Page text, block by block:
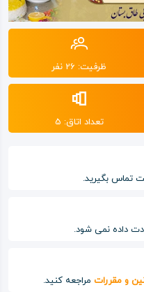
ظرفیت: 26 نفر
تعداد اتاق: 5
تماس بگیرید.
داده نمی شود.
و مقررات مراجعه کنید.